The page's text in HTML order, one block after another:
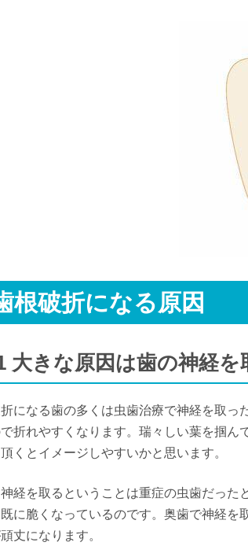
根破折になる原因
大きな原因は歯の神経を
になる歯の多くは虫歯治療で神経を取っ
で折れやすくなります。瑞々しい葉を掴
くとイメージしやすいかと思います。
神経を取るということは重症の虫歯だっ
に脆くなっているのです。奥歯で神経を
丈になります。